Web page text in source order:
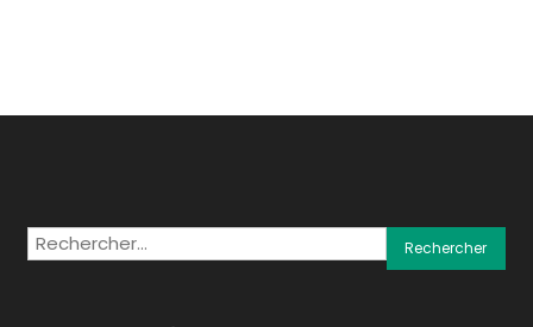
Rechercher :